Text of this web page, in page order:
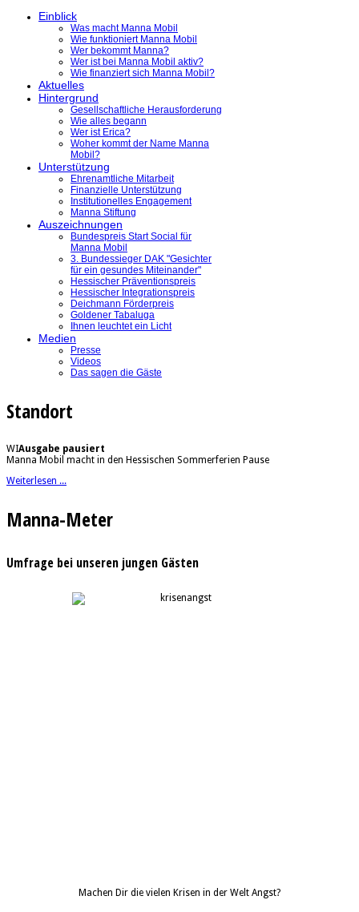
Einblick
Was macht Manna Mobil
Wie funktioniert Manna Mobil
Wer bekommt Manna?
Wer ist bei Manna Mobil aktiv?
Wie finanziert sich Manna Mobil?
Aktuelles
Hintergrund
Gesellschaftliche Herausforderung
Wie alles begann
Wer ist Erica?
Woher kommt der Name Manna
Mobil?
Unterstützung
Ehrenamtliche Mitarbeit
Finanzielle Unterstützung
Institutionelles Engagement
Manna Stiftung
Auszeichnungen
Bundespreis Start Social für
Manna Mobil
3. Bundessieger DAK "Gesichter
für ein gesundes Miteinander"
Hessischer Präventionspreis
Hessischer Integrationspreis
Deichmann Förderpreis
Goldener Tabaluga
Ihnen leuchtet ein Licht
Medien
Presse
Videos
Das sagen die Gäste
Standort
WIAusgabe pausiert
Manna Mobil macht in den Hessischen Sommerferien Pause
Weiterlesen ...
Manna-Meter
Umfrage bei unseren jungen Gästen
Machen Dir die vielen Krisen in der Welt Angst?